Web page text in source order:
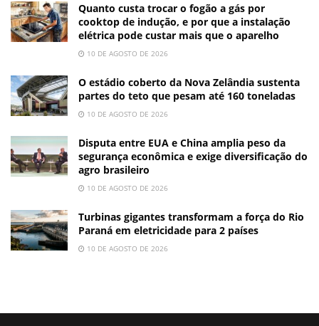
Quanto custa trocar o fogão a gás por
cooktop de indução, e por que a instalação
elétrica pode custar mais que o aparelho
10 DE AGOSTO DE 2026
O estádio coberto da Nova Zelândia sustenta
partes do teto que pesam até 160 toneladas
10 DE AGOSTO DE 2026
Disputa entre EUA e China amplia peso da
segurança econômica e exige diversificação do
agro brasileiro
10 DE AGOSTO DE 2026
Turbinas gigantes transformam a força do Rio
Paraná em eletricidade para 2 países
10 DE AGOSTO DE 2026